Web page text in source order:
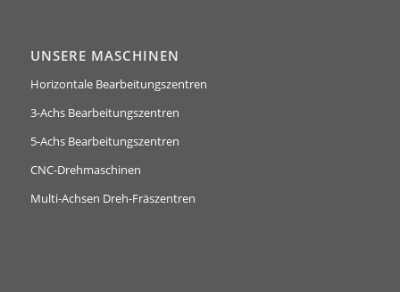
UNSERE MASCHINEN
Horizontale Bearbeitungszentren
3-Achs Bearbeitungszentren
5-Achs Bearbeitungszentren
CNC-Drehmaschinen
Multi-Achsen Dreh-Fräszentren